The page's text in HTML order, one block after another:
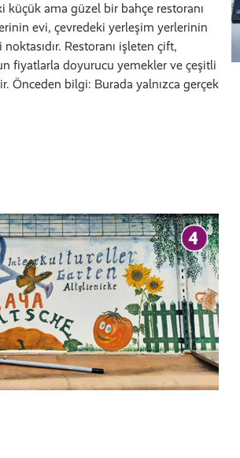
ama güzel bir bahçe restoranı
evi, çevredeki yerleşim yerlerinin
Restoranı işleten çift,
fiyatlarla doyurucu yemekler ve çeşitli
Önceden bilgi: Burada yalnızca gerçek